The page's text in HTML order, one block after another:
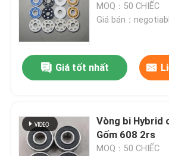
MOQ：50 CHIẾC
Giá bán：
Giá tốt nhất
Vòng bi Hybrid
Gốm 608 2rs
MOQ：50 CHIẾC